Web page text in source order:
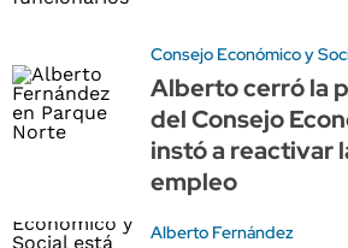
Consejo Económico y
Alberto cerró la
del Consejo
instó a reactivar
empleo
Alberto Fernández